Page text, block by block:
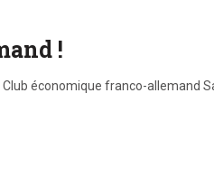
!
économique franco-allemand